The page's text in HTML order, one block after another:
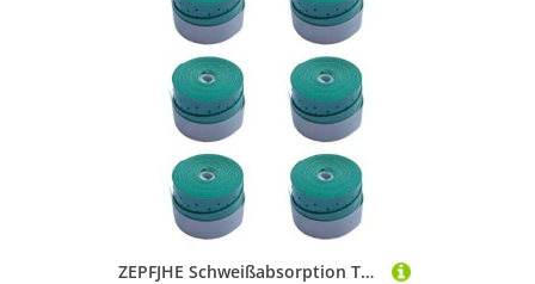
ZEPFJHE Schweißabsorption Tennisschläger Grip Badmintons Squash Training Sweatband Nonslip Grips Overgrip Dauerhafte Antislip Schläger Super Absorbiert